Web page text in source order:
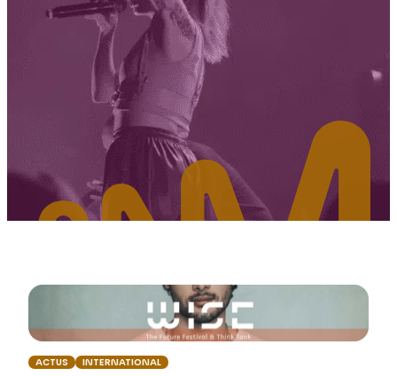
ACTUS INTERNATIONAL